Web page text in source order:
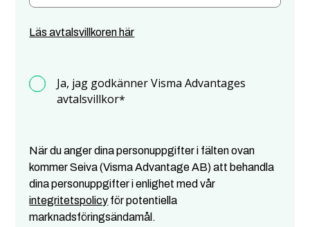
Läs avtalsvillkoren här
Ja, jag godkänner Visma Advantages
avtalsvillkor*
När du anger dina personuppgifter i fälten ovan
kommer Seiva (Visma Advantage AB) att behandla
dina personuppgifter i enlighet med vår
integritetspolicy för potentiella
marknadsföringsändamål.